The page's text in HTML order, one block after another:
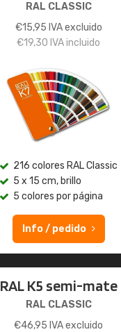
RAL CLASSIC
€15,95 IVA excluido
€19,30 IVA incluido
216 colores RAL Classic
5 x 15 cm, brillo
5 colores por página
Info / pedido
RAL K5 semi-mate
RAL CLASSIC
€46,95 IVA excluido